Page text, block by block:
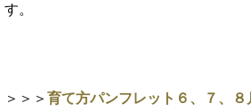
す。
＞＞＞ 育て方パンフレット６、７、８